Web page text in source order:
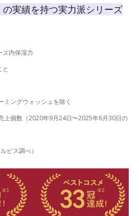
の実績を持つ実力派シリーズ
内保湿力
ングウォッシュを除く
上個数（2020年9月24日〜2025年6月30日の
ビス調べ）